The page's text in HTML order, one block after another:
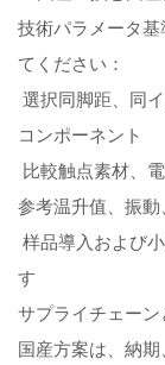
技術パラメータ
てください：
選択同脚距、同
コンポーネント
比較触点素材、
参考温升值、振
样品導入および
す
サプライチェー
国産方案は、納